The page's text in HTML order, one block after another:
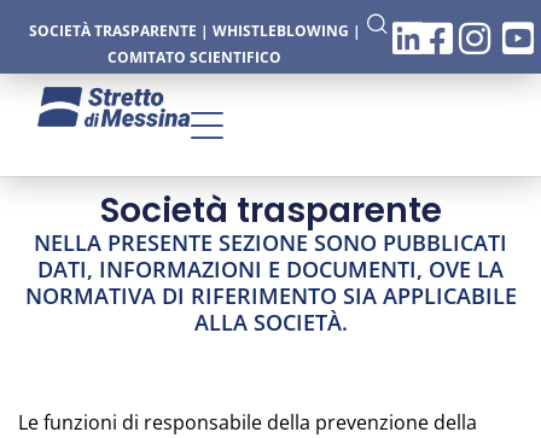
SOCIETÀ TRASPARENTE | WHISTLEBLOWING |
COMITATO SCIENTIFICO
Società trasparente
NELLA PRESENTE SEZIONE SONO PUBBLICATI
DATI, INFORMAZIONI E DOCUMENTI, OVE LA
NORMATIVA DI RIFERIMENTO SIA APPLICABILE
ALLA SOCIETÀ.
Le funzioni di responsabile della prevenzione della